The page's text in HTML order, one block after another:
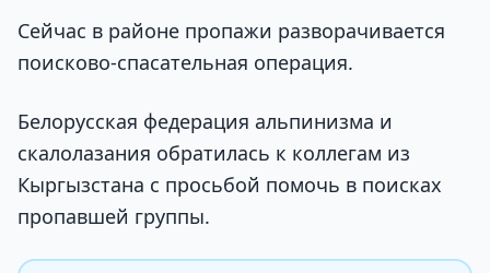
Сейчас в районе пропажи разворачивается
поисково-спасательная операция.
Белорусская федерация альпинизма и
скалолазания обратилась к коллегам из
Кыргызстана с просьбой помочь в поисках
пропавшей группы.